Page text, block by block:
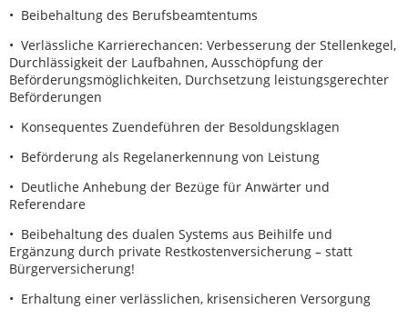
• Beibehaltung des Berufsbeamtentums
• Verlässliche Karrierechancen: Verbesserung der Stellenkegel,
Durchlässigkeit der Laufbahnen, Ausschöpfung der
Beförderungsmöglichkeiten, Durchsetzung leistungsgerechter
Beförderungen
• Konsequentes Zuendeführen der Besoldungsklagen
• Beförderung als Regelanerkennung von Leistung
• Deutliche Anhebung der Bezüge für Anwärter und
Referendare
• Beibehaltung des dualen Systems aus Beihilfe und
Ergänzung durch private Restkostenversicherung – statt
Bürgerversicherung!
• Erhaltung einer verlässlichen, krisensicheren Versorgung